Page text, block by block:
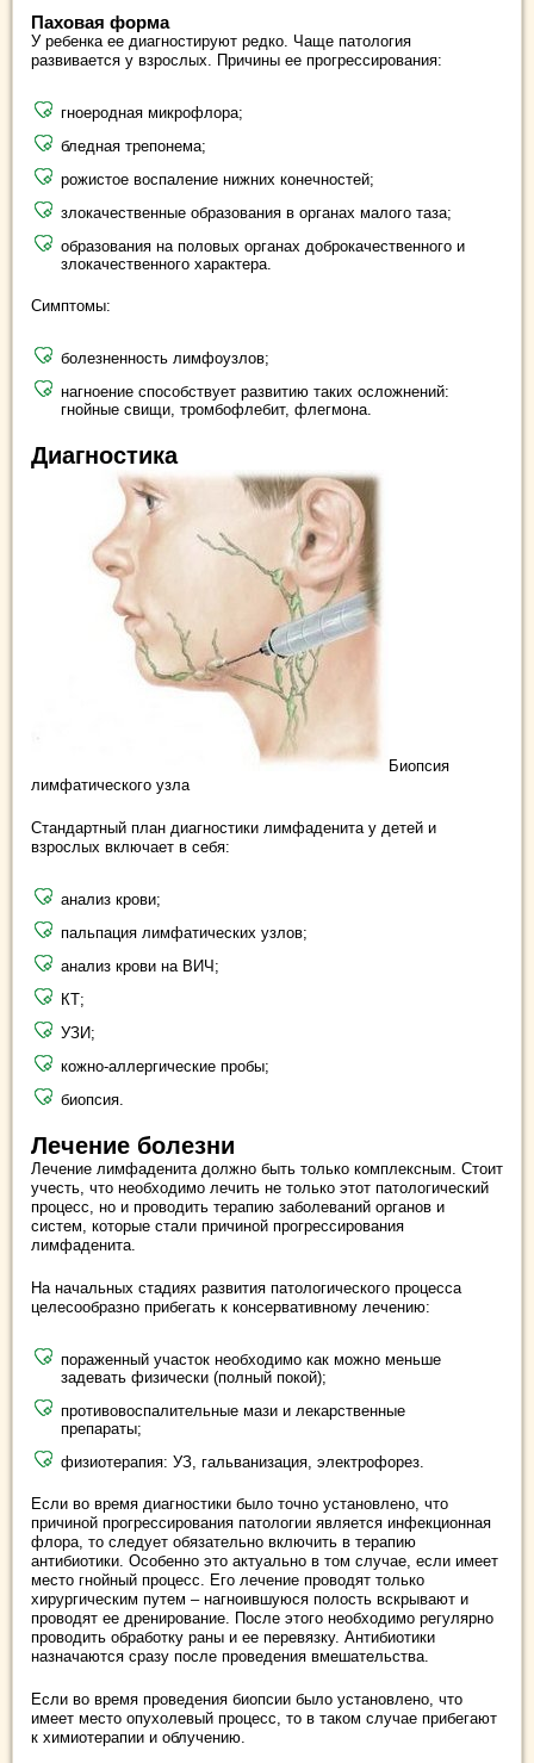
Паховая форма
У ребенка ее диагностируют редко. Чаще патология
развивается у взрослых. Причины ее прогрессирования:
гноеродная микрофлора;
бледная трепонема;
рожистое воспаление нижних конечностей;
злокачественные образования в органах малого таза;
образования на половых органах доброкачественного и
злокачественного характера.
Симптомы:
болезненность лимфоузлов;
нагноение способствует развитию таких осложнений:
гнойные свищи, тромбофлебит, флегмона.
Диагностика
Биопсия
лимфатического узла
Стандартный план диагностики лимфаденита у детей и
взрослых включает в себя:
анализ крови;
пальпация лимфатических узлов;
анализ крови на ВИЧ;
КТ;
УЗИ;
кожно-аллергические пробы;
биопсия.
Лечение болезни
Лечение лимфаденита должно быть только комплексным. Стоит
учесть, что необходимо лечить не только этот патологический
процесс, но и проводить терапию заболеваний органов и
систем, которые стали причиной прогрессирования
лимфаденита.
На начальных стадиях развития патологического процесса
целесообразно прибегать к консервативному лечению:
пораженный участок необходимо как можно меньше
задевать физически (полный покой);
противовоспалительные мази и лекарственные
препараты;
физиотерапия: УЗ, гальванизация, электрофорез.
Если во время диагностики было точно установлено, что
причиной прогрессирования патологии является инфекционная
флора, то следует обязательно включить в терапию
антибиотики. Особенно это актуально в том случае, если имеет
место гнойный процесс. Его лечение проводят только
хирургическим путем – нагноившуюся полость вскрывают и
проводят ее дренирование. После этого необходимо регулярно
проводить обработку раны и ее перевязку. Антибиотики
назначаются сразу после проведения вмешательства.
Если во время проведения биопсии было установлено, что
имеет место опухолевый процесс, то в таком случае прибегают
к химиотерапии и облучению.